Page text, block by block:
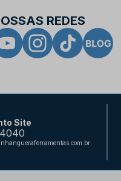
REDES
Site